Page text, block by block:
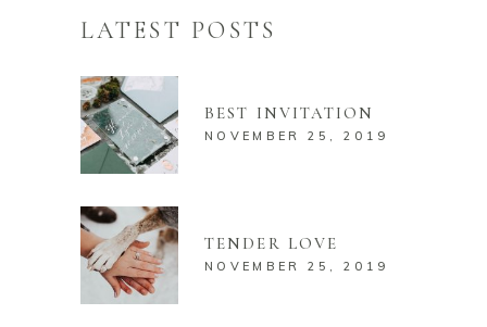
LATEST POSTS
BEST INVITATION
NOVEMBER 25, 2019
TENDER LOVE
NOVEMBER 25, 2019